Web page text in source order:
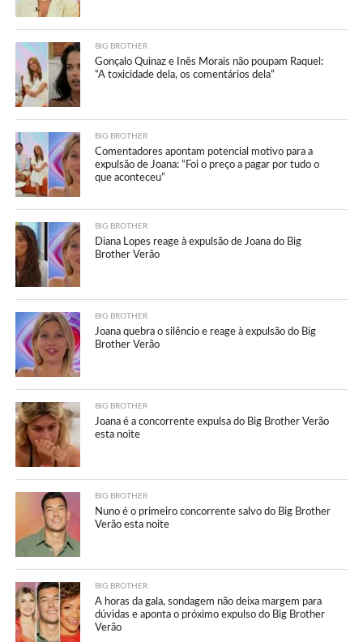
BIG BROTHER
Gonçalo Quinaz e Inês Morais não poupam Raquel:
“A toxicidade dela, os comentários dela”
BIG BROTHER
Comentadores apontam potencial motivo para a
expulsão de Joana: “Foi o preço a pagar por tudo o
que aconteceu”
BIG BROTHER
Diana Lopes reage à expulsão de Joana do Big
Brother Verão
BIG BROTHER
Joana quebra o silêncio e reage à expulsão do Big
Brother Verão
BIG BROTHER
Joana é a concorrente expulsa do Big Brother Verão
esta noite
BIG BROTHER
Nuno é o primeiro concorrente salvo do Big Brother
Verão esta noite
BIG BROTHER
A horas da gala, sondagem não deixa margem para
dúvidas e aponta o próximo expulso do Big Brother
Verão